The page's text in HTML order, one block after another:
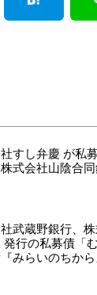
すし弁慶 が私
式会社山陰合
武蔵野銀行、
発行の私募債「
みらいのちか